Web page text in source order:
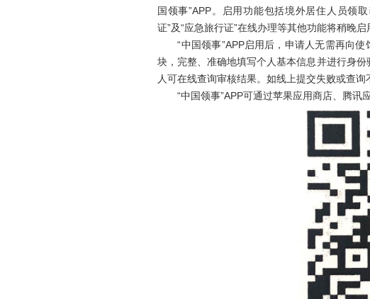
国领事”APP。启用功能包括境外居住人员领
证”及“应急旅行证”在线办理等其他功能将稍晚启
“中国领事”APP启用后，申请人无需再向使
块，完整、准确地填写个人基本信息并进行身
人可在线查询审核结果。如线上提交失败或查
“中国领事”APP可通过苹果应用商店、腾讯